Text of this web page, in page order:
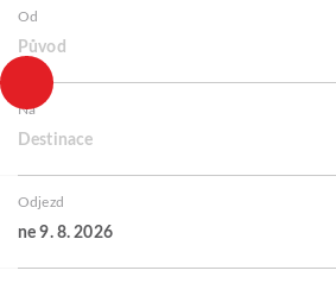
Od
Původ
Na
Destinace
Odjezd
ne 9. 8. 2026